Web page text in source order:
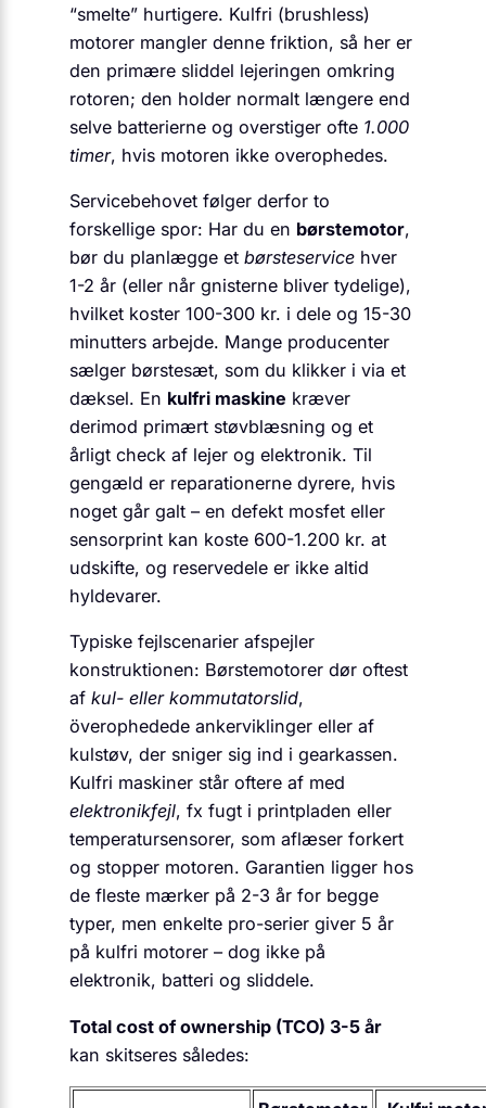
“smelte” hurtigere. Kulfri (brushless)
motorer mangler denne friktion, så her er
den primære slid­del leje­ringen omkring
rotoren; den holder normalt længere end
selve batterierne og overstiger ofte 1.000
timer, hvis motoren ikke overophedes.
Servicebehovet følger derfor to
forskellige spor: Har du en børstemotor,
bør du planlægge et børsteservice hver
1-2 år (eller når gnisterne bliver tydelige),
hvilket koster 100-300 kr. i dele og 15-30
minutters arbejde. Mange producenter
sælger børstesæt, som du klikker i via et
dæksel. En kulfri maskine kræver
derimod primært støvblæsning og et
årligt check af lejer og elektronik. Til
gengæld er reparationerne dyrere, hvis
noget går galt – en defekt mosfet eller
sensor­print kan koste 600-1.200 kr. at
udskifte, og reservedele er ikke altid
hylde­varer.
Typiske fejl­scenarier afspejler
konstruktionen: Børste­motorer dør oftest
af kul- eller kommutatorslid,
överophedede anker­viklinger eller af
kulstøv, der sniger sig ind i gearkassen.
Kulfri maskiner står oftere af med
elektronik­fejl, fx fugt i printpladen eller
temperatur­sensorer, som aflæser forkert
og stopper motoren. Garantien ligger hos
de fleste mærker på 2-3 år for begge
typer, men enkelte pro-serier giver 5 år
på kulfri motorer – dog ikke på
elektronik, batteri og sliddele.
Total cost of ownership (TCO) 3-5 år
kan skitseres således: